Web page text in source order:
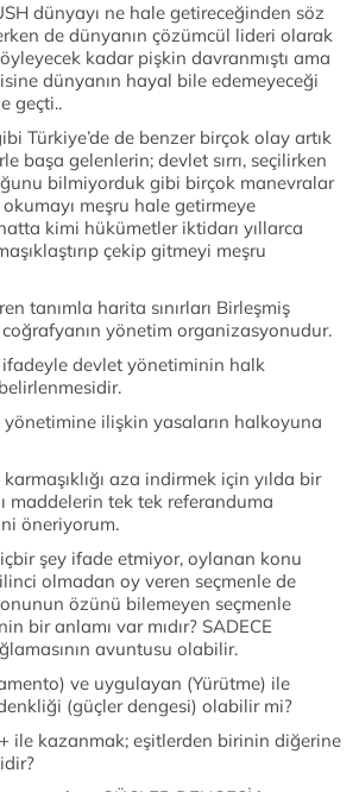
dünyayı ne hale getireceğinden söz
de dünyanın çözümcül lideri olarak
kadar pişkin davranmıştı ama
dünyanın hayal bile edemeyeceği
geçti..
Türkiye’de de benzer birçok olay artık
başa gelenlerin; devlet sırrı, seçilirken
bilmiyorduk gibi birçok manevralar
meşru hale getirmeye
kimi hükümetler iktidarı yıllarca
çekip gitmeyi meşru
tanımla harita sınırları Birleşmiş
yönetim organizasyonudur.
devlet yönetiminin halk
yönetimine ilişkin yasaların halkoyuna
aza indirmek için yılda bir
maddelerin tek tek referanduma
öneriyorum.
şey ifade etmiyor, oylanan konu
olmadan oy veren seçmenle de
özünü bilemeyen seçmenle
bir anlamı var mıdır? SADECE
avuntusu olabilir.
ve uygulayan (Yürütme) ile
(güçler dengesi) olabilir mi?
+ ile kazanmak; eşitlerden birinin diğerine